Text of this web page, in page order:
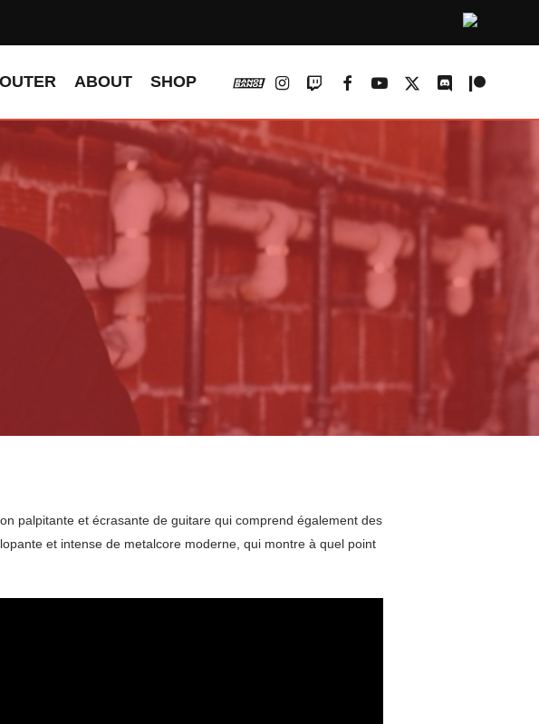
ABOUT SHOP vk instagram
twitchfacebookyoutube
x-
discordpatreon
palpitante et écrasante de guitare qui comprend également des
et intense de metalcore moderne, qui montre à quel point